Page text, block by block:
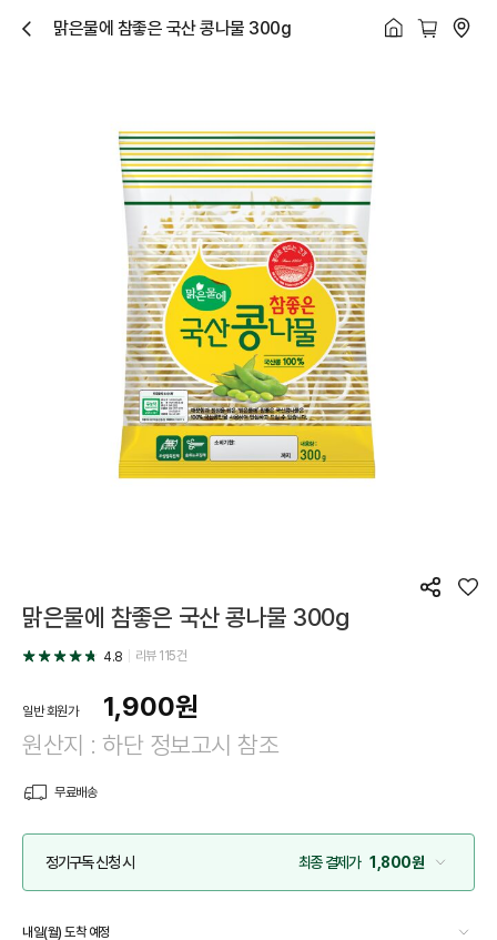
닫
맑은물에 참좋은 국산 콩나물 300g
공
좋
맑은물에 참좋은 국산 콩나물 300g
4.8 리뷰115건
일반 회원가 1,900원
원산지 : 하단 정보고시 참조
무료배송
정기구독 신청 시 최종 결제가 1,800원
내일(월) 도착 예정